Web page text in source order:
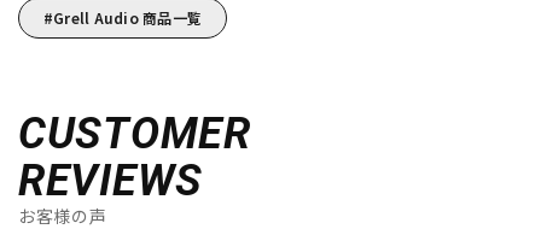
Grell Audio 商品一覧
CUSTOMER
REVIEWS
お客様の声